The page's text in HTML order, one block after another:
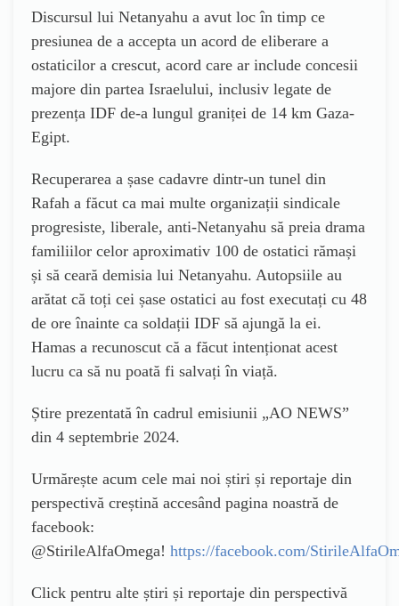
Discursul lui Netanyahu a avut loc în timp ce
presiunea de a accepta un acord de eliberare a
ostaticilor a crescut, acord care ar include concesii
majore din partea Israelului, inclusiv legate de
prezența IDF de-a lungul graniței de 14 km Gaza-
Egipt.
Recuperarea a șase cadavre dintr-un tunel din
Rafah a făcut ca mai multe organizații sindicale
progresiste, liberale, anti-Netanyahu să preia drama
familiilor celor aproximativ 100 de ostatici rămași
și să ceară demisia lui Netanyahu. Autopsiile au
arătat că toți cei șase ostatici au fost executați cu 48
de ore înainte ca soldații IDF să ajungă la ei.
Hamas a recunoscut că a făcut intenționat acest
lucru ca să nu poată fi salvați în viață.
Știre prezentată în cadrul emisiunii „AO NEWS”
din 4 septembrie 2024.
Urmărește acum cele mai noi știri și reportaje din
perspectivă creștină accesând pagina noastră de
facebook:
@StirileAlfaOmega! https://facebook.com/
Click pentru alte știri și reportaje din perspectivă